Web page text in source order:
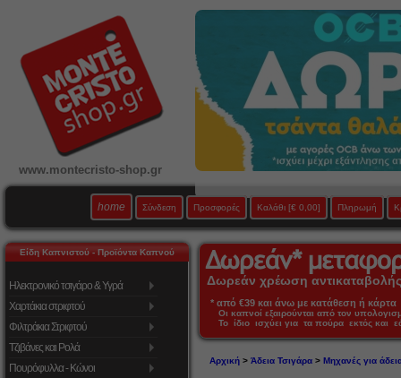
www.montecristo-shop.gr
home Σύνδεση Προσφορές Καλάθι [€ 0,00] Πληρωμή
Είδη Καπνιστού - Προϊόντα Καπνού
Ηλεκτρονικό τσιγάρο & Υγρά
Χαρτάκια στριφτού
Φιλτράκια Στριφτού
Τζιβάνες και Ρολά
Πουρόφυλλα - Κώνοι
Δωρεάν χρέωση
* από €39 και άνω με κατάθεση ή
Οι καπνοί εξαιρούνται από τον
Το ίδιο ισχύει για τα πούρα εκτός και
Αρχική> Άδεια Τσιγάρα> Μηχανές για